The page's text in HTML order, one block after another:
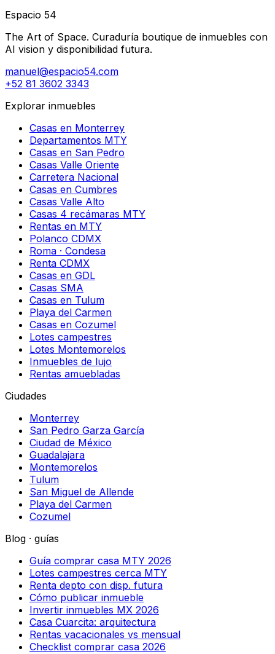
Espacio 54
The Art of Space. Curaduría boutique de inmuebles con
AI vision y disponibilidad futura.
manuel@espacio54.com
+52 81 3602 3343
Explorar inmuebles
Casas en Monterrey
Departamentos MTY
Casas en San Pedro
Casas Valle Oriente
Carretera Nacional
Casas en Cumbres
Casas Valle Alto
Casas 4 recámaras MTY
Rentas en MTY
Polanco CDMX
Roma · Condesa
Renta CDMX
Casas en GDL
Casas SMA
Casas en Tulum
Playa del Carmen
Casas en Cozumel
Lotes campestres
Lotes Montemorelos
Inmuebles de lujo
Rentas amuebladas
Ciudades
Monterrey
San Pedro Garza García
Ciudad de México
Guadalajara
Montemorelos
Tulum
San Miguel de Allende
Playa del Carmen
Cozumel
Blog · guías
Guía comprar casa MTY 2026
Lotes campestres cerca MTY
Renta depto con disp. futura
Cómo publicar inmueble
Invertir inmuebles MX 2026
Casa Cuarcita: arquitectura
Rentas vacacionales vs mensual
Checklist comprar casa 2026